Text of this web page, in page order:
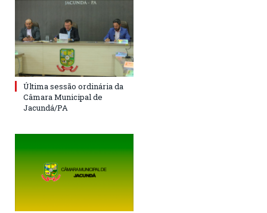
Última sessão ordinária da
Câmara Municipal de
Jacundá/PA